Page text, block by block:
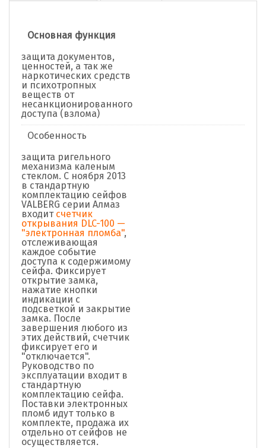
Основная функция
защита документов,
ценностей, а так же
наркотических средств
и психотропных
веществ от
несанкционированного
доступа (взлома)
Особенность
защита ригельного
механизма каленым
стеклом. C ноября 2013
в стандартную
комплектацию сейфов
VALBERG серии Алмаз
входитсчетчик
открывания DLC-100 —
"электронная пломба",
отслеживающая
каждое событие
доступа к содержимому
сейфа. Фиксирует
открытие замка,
нажатие кнопки
индикации с
подсветкой и закрытие
замка. После
завершения любого из
этих действий, счетчик
фиксирует его и
"отключается".
Руководство по
эксплуатации входит в
стандартную
комплектацию сейфа.
Поставки электронных
пломб идут только в
комплекте, продажа их
отдельно от сейфов не
осуществляется.